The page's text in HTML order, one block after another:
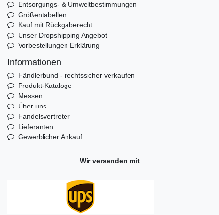
Entsorgungs- & Umweltbestimmungen
Größentabellen
Kauf mit Rückgaberecht
Unser Dropshipping Angebot
Vorbestellungen Erklärung
Informationen
Händlerbund - rechtssicher verkaufen
Produkt-Kataloge
Messen
Über uns
Handelsvertreter
Lieferanten
Gewerblicher Ankauf
Wir versenden mit